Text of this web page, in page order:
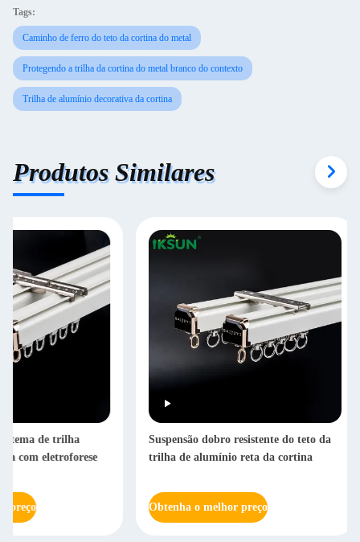
Tags:
Caminho de ferro do teto da cortina do metal
Protegendo a trilha da cortina do metal branco do contexto
Trilha de alumínio decorativa da cortina
Produtos Similares
Suspensão dobro resistente do teto da
trilha de alumínio reta da cortina
Obtenha o melhor preço
Comprimento
montagem 5.8m da
Obtenha o melhor